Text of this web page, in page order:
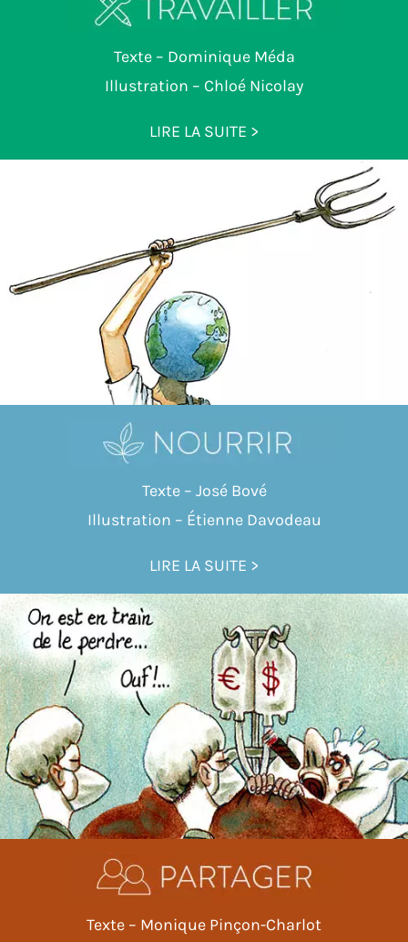
Texte – Dominique Méda
Illustration – Chloé Nicolay
LIRE LA SUITE >
Texte – José Bové
Illustration – Étienne Davodeau
LIRE LA SUITE >
Texte – Monique Pinçon-Charlot